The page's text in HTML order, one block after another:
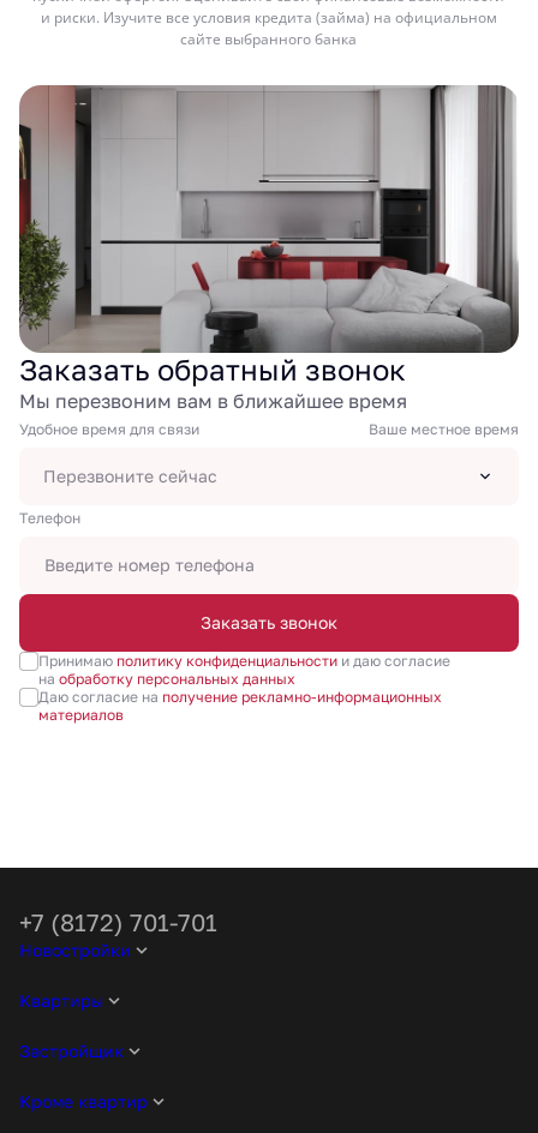
и риски. Изучите все условия кредита (займа) на официальном
сайте выбранного банка
Заказать обратный звонок
Мы перезвоним вам в ближайшее время
Удобное время для связи Ваше местное время
Перезвоните сейчас
Tелефон
Заказать звонок
Принимаю политику конфиденциальностии даю согласие
на обработку персональных данных
Даю согласие на получение рекламно-информационных
материалов
Новостройки
Квартиры
Застройщик
Кроме квартир
+7 (8172) 701-701